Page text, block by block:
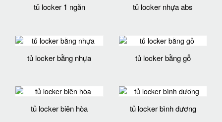
tủ locker 1 ngăn tủ locker nhựa abs
tủ locker bằng nhựa tủ locker bằng gỗ
tủ locker biên hòa tủ locker bình dương